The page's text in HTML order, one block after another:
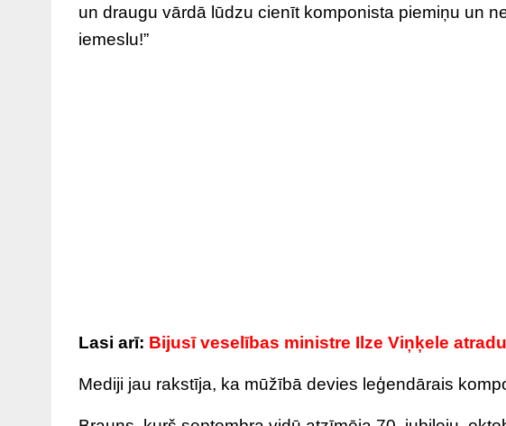
un draugu vārdā lūdzu cienīt komponista piemiņu un
iemeslu!”
Lasi arī: Bijusī veselības ministre Ilze Viņķele
Mediji jau rakstīja, ka mūžībā devies leģendārais